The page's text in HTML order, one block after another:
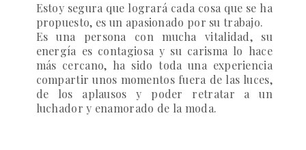
Estoy segura que logrará cada cosa que se ha
propuesto, es un apasionado por su trabajo.
Es una persona con mucha vitalidad, su
energía es contagiosa y su carisma lo hace
más cercano, ha sido toda una experiencia
compartir unos momentos fuera de las luces,
de los aplausos y poder retratar a un
luchador y enamorado de la moda.